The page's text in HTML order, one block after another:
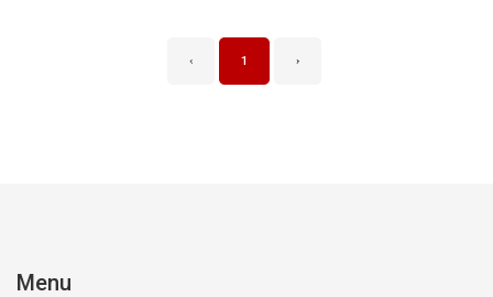
‹ 1 ›
Menu